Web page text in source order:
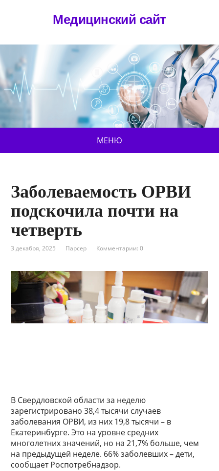
Медицинский сайт
МЕНЮ
Заболеваемость ОРВИ
подскочила почти на
четверть
3 декабря, 2025 Парсер Комментарии: 0
В Свердловской области за неделю
зарегистрировано 38,4 тысячи случаев
заболевания ОРВИ, из них 19,8 тысячи – в
Екатеринбурге. Это на уровне средних
многолетних значений, но на 21,7% больше, чем
на предыдущей неделе. 66% заболевших – дети,
сообщает Роспотребнадзор.